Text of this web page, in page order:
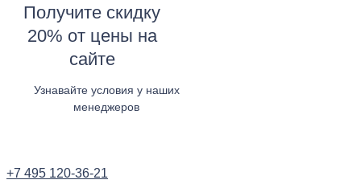
Получите скидку
20% от цены на
сайте
Узнавайте условия у наших
менеджеров
+7 495 120-36-21